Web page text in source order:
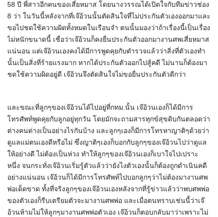
58 ปี พี่สาวอีกคนของเสี่ยหมาส โดยนางวรรณได้เปิดใจกับทีมข่าวช่อง
8 ว่า ในวันนี้หลังจากที่เจ๊อ้วนนั้นตัดสินใจที่ไม่ประกันตัวเองออกมาและ
ขอไปชดใช้ความผิดทั้งหมดในเรือนจำ ตนนั้นมองว่าถ้าเรื่องนี้เป็นเรื่อง
ไม่หนักขนาดนี้ เชื่อว่าเจ๊อ้วนก็คงยื่นประกันตัวออกมางานศพเสี่ยหมาส
แน่นอน แต่เจ๊อ้วนเองคงได้มีการพูดคุยกับตำรวจแล้วว่าสิ่งที่ตัวเองทำ
นั้นเป็นสิ่งที่ร้ายแรงมาก หากได้ประกันตัวออกไปสู้คดี ไม่นานก็ต้องมา
ชดใช้ความผิดอยู่ดี เจ๊อ้วนจึงตัดสินใจไม่ขอยื่นประกันตัวดีกว่า
และขณะที่ลูกๆของเจ๊อ้วนได้ไปอยู่ที่กทม.นั้น เจ๊อ้วนเองก็ได้มีการ
โทรศัพท์พูดคุยกับลูกอยู่ทุกวัน โดยมักจะถามสารทุกข์สุขดิบกันตลอดว่า
ต่างคนต่างเป็นอย่างไรกันบ้าง และลูกๆเองก็มีการโทรหาญาติๆด้วยว่า
ดูแลแม่ตนเองดีหรือไม่ ซึ่งญาติๆเองก็บอกกับลูกๆของเจ๊อ้วนไปว่าดูแล
ให้อย่างดี ไม่ต้องเป็นห่วง ทำให้ลูกๆของเจ๊อ้วนเองก็เบาใจไปเปราะ
หนึ่ง จนกระทั่งเจ๊อ้วนเริ่มรู้ตัวแล้วว่ายังไงตัวเองนั้นก็ต้องถูกดำเนินคดี
อย่างแน่นอน เจ๊อ้วนก็ได้มีการโทรศัพท์ไปบอกลูกๆว่าไม่ต้องมางานศพ
พ่อเด็ดขาด ทั้งที่จริงลูกๆของเจ๊อ้วนเองหลังจากที่รู้ข่าวแล้วว่าพบศพพ่อ
ของตัวเองก็รีบเตรียมตัวจะมางานศพพ่อ และเมื่อตนทราบเช่นนี้ว่าเจ๊
อ้วนห้ามไม่ให้ลูกๆมางานศพพ่อตัวเอง เจ๊อ้วนก็ตอบกลับมาว่าเพราะไม่